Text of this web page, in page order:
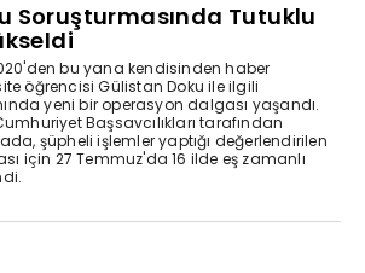
Soruşturmasında Tutuklu
bu yana kendisinden haber
öğrencisi Gülistan Doku ile ilgili
yeni bir operasyon dalgası yaşandı.
Başsavcılıkları tarafından
şüpheli işlemler yaptığı değerlendirilen
için 27 Temmuz'da 16 ilde eş zamanlı